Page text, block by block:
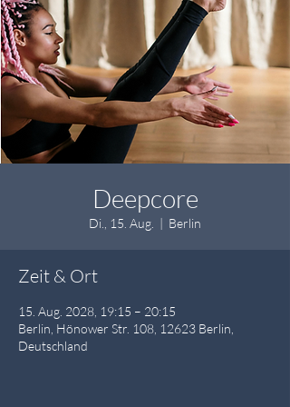
Deepcore
Di., 15. Aug.
  |
Berlin
Zeit & Ort
15. Aug. 2028, 19:15 – 20:15
Berlin, Hönower Str. 108, 12623 Berlin,
Deutschland